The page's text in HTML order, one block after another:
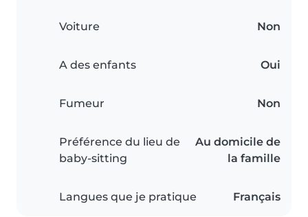
Voiture Non
A des enfants Oui
Fumeur Non
Préférence du lieu de
baby-sitting
Au domicile de
la famille
Langues que je pratique Français